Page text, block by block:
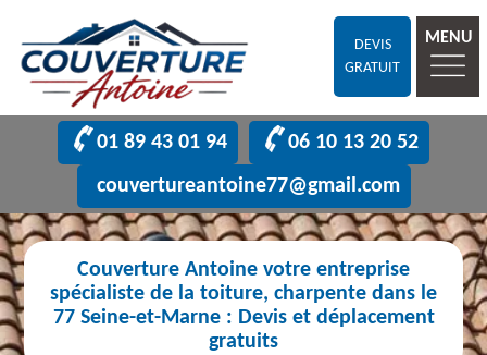
DEVIS
GRATUIT
MENU
01 89 43 01 94
06 10 13 20 52
couvertureantoine77@gmail.com
Couverture Antoine votre entreprise
spécialiste de la toiture, charpente dans le
77 Seine-et-Marne : Devis et déplacement
gratuits